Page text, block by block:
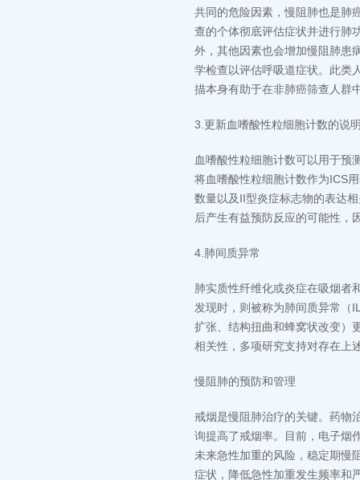
共同的危险因素，慢阻肺也是肺
查的个体彻底评估症状并进行肺
外，其他因素也会增加慢阻肺患
学检查以评估呼吸道症状。此类
描本身有助于在非肺癌筛查人群
3.更新血嗜酸性粒细胞计数的说
血嗜酸性粒细胞计数可以用于预
将血嗜酸性粒细胞计数作为ICS
数量以及II型炎症标志物的表达
后产生有益预防反应的可能性，
4.肺间质异常
肺实质性纤维化或炎症在吸烟者
发现时，则被称为肺间质异常（
扩张、结构扭曲和蜂窝状改变）
相关性，多项研究支持对存在上
慢阻肺的预防和管理
戒烟是慢阻肺治疗的关键。药物
询提高了戒烟率。目前，电子烟
未来急性加重的风险，稳定期慢
症状，降低急性加重发生频率和